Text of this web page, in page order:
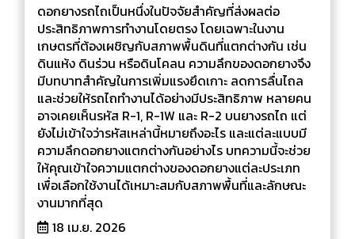
ดอกยางรถไถเป็นหนึ่งในปัจจัยสำคัญที่ส่งผลต่อ
ประสิทธิภาพการทำงานโดยตรง โดยเฉพาะในงาน
เกษตรที่ต้องเผชิญกับสภาพพื้นดินที่แตกต่างกัน เช่น
ดินแห้ง ดินร่วน หรือดินโคลน ความลึกของดอกยางจึง
มีบทบาทสำคัญในการเพิ่มแรงยึดเกาะ ลดการลื่นไถล
และช่วยให้รถไถทำงานได้อย่างมีประสิทธิภาพ หลายคน
อาจเคยเห็นรหัส R-1, R-1W และ R-2 บนยางรถไถ แต่
ยังไม่เข้าใจว่ารหัสเหล่านี้หมายถึงอะไร และแต่ละแบบมี
ความลึกดอกยางแตกต่างกันอย่างไร บทความนี้จะช่วย
ให้คุณเข้าใจความแตกต่างของดอกยางแต่ละประเภท
เพื่อเลือกใช้งานได้เหมาะสมกับสภาพพื้นที่และลักษณะ
งานมากที่สุด
18 เม.ย. 2026